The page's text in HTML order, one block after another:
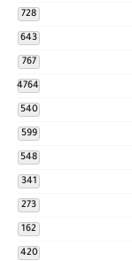
728
643
767
4764
540
599
548
341
273
162
420